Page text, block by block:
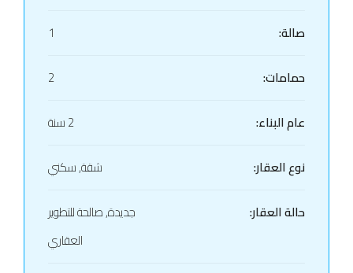
صالة:
1
حمامات:
2
عام البناء:
2 سنة
نوع العقار:
شقة, سكني
حالة العقار:
جديدة, صالحة للتطوير
العقاري